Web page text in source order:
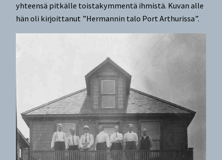
yhteensä pitkälle toistakymmentä ihmistä. Kuvan alle
hän oli kirjoittanut ”Hermannin talo Port Arthurissa”.